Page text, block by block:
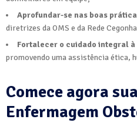
Aprofundar-se nas boas
diretrizes da OMS e da Rede
Fortalecer o cuidado integral
promovendo uma assistência ética,
Comece agora
Enfermagem